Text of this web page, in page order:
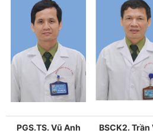
PGS.TS. Vũ Anh
BSCK2. Trần